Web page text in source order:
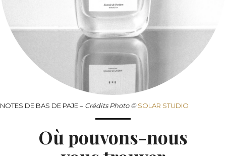
NOTES DE BAS DE PAJE – Crédits Photo © SOLAR STUDIO
Où pouvons-nous